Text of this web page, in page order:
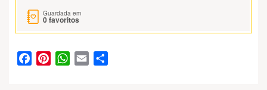
Guardada em
0favoritos
FacebookPinterestWhatsApp
Email